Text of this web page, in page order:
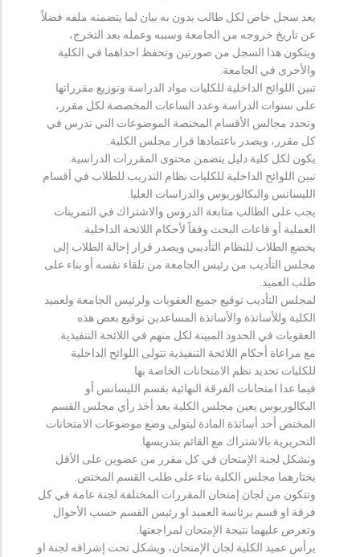
يعد سجل خاص لكل طالب يدون به بيان لما يتضمنه ملفه فضلاً
عن تاريخ خروجه من الجامعة وسببه وعمله بعد التخرج،
ويتكون هذا السجل من صورتين وتحفظ احداهما في الكلية
والأخرى في الجامعة.
تبين اللوائح الداخلية للكليات مواد الدراسة وتوزيع مقرراتها
على سنوات الدراسة وعدد الساعات المخصصة لكل مقرر،
وتحدد مجالس الأقسام المختصة الموضوعات التي تدرس في
كل مقرر، ويصدر باعتمادها قرار مجلس الكلية.
يكون لكل كلية دليل يتضمن محتوى المقررات الدراسية.
تبين اللوائح الداخلية للكليات نظام التدريب للطلاب في أقسام
الليسانس والبكالوريوس والدراسات العليا.
يجب على الطالب متابعة الدروس والاشتراك في التمرينات
العملية أو قاعات البحث وفقاً لأحكام اللائحة الداخلية.
يخضع الطلاب للنظام التأديبي ويصدر قرار إحالة الطلاب إلى
مجلس التأديب من رئيس الجامعة من تلقاء نفسه أو بناء على
طلب العميد.
لمجلس التأديب توقيع جميع العقوبات ولرئيس الجامعة ولعميد
الكلية وللأساتذة والأساتذة المساعدين توقيع بعض هذه
العقوبات في الحدود المبينة لكل منهم في اللائحة التنفيذية.
مع مراعاة أحكام اللائحة التنفيذية تتولى اللوائح الداخلية
للكليات تحديد نظم الامتحانات الخاصة بها.
فيما عدا امتحانات الفرقة النهائية بقسم الليسانس أو
البكالوريوس يعين مجلس الكلية بعد أخذ رأي مجلس القسم
المختص أحد أساتذة المادة ليتولى وضع موضوعات الامتحانات
التحريرية بالاشتراك مع القائم بتدريسها.
وتشكل لجنة الإمتحان في كل مقرر من عضوين على الأقل
يختارهما مجلس الكلية بناء على طلب القسم المختص.
وتتكون من لجان إمتحان المقررات المختلفة لجنة عامة في كل
فرقة او قسم برئاسة العميد او رئيس القسم حسب الأحوال
وتعرض عليهما نتيجة الإمتحان لمراجعتها.
يرأس عميد الكلية لجان الإمتحان، ويشكل تحت إشرافه لجنة او